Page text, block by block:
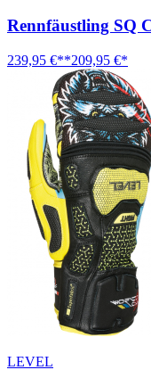
Rennfäustling SQ
239,95 €**209,95 €*
LEVEL